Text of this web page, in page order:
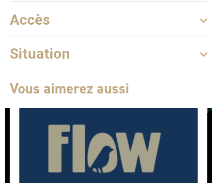
Accès
Situation
Vous aimerez aussi